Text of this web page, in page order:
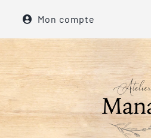
contenu
Mon compte